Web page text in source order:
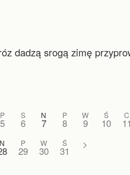
dadzą srogą zimę
P
5
S
6
N
7
P
8
W
9
Ś
10
C
11
N P
29
W
30
Ś
31
>